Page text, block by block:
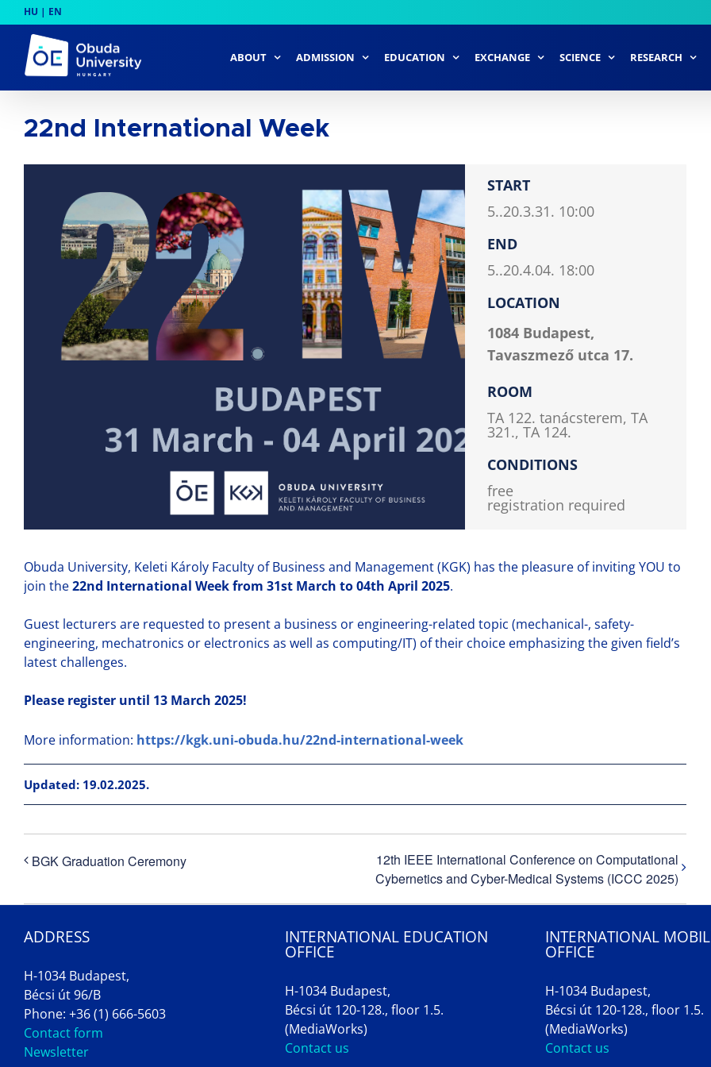
to
content
HU | EN
ABOUT ADMISSION EDUCATION EXCHANGE SCIENCE RESEARCH
22nd International Week
START
5..20.3.31. 10:00
END
5..20.4.04. 18:00
LOCATION
1084 Budapest,
Tavaszmező utca 17.
ROOM
TA 122. tanácsterem, TA
321., TA 124.
CONDITIONS
free
registration required
Obuda University, Keleti Károly Faculty of Business and Management (KGK) has the pleasure of inviting YOU to
join the22nd International Week from 31st March to 04th April 2025.
Guest lecturers are requested to present a business or engineering-related topic (mechanical-, safety-
engineering, mechatronics or electronics as well as computing/IT) of their choice emphasizing the given field’s
latest challenges.
Please register until 13 March 2025!
More information: https://kgk.uni-obuda.hu/22nd-international-week
Updated: 19.02.2025.
BGK Graduation Ceremony
12th IEEE International Conference on Computational
Cybernetics and Cyber-Medical Systems (ICCC 2025)
ADDRESS
H-1034 Budapest,
Bécsi út 96/B
Phone: +36 (1) 666-5603
Contact form
Newsletter
INTERNATIONAL EDUCATION
OFFICE
H-1034 Budapest,
Bécsi út 120-128., floor 1.5.
(MediaWorks)
Contact us
INTERNATIONAL
OFFICE
H-1034 Budapest,
Bécsi út 120-128., floor 1.5.
(MediaWorks)
Contact us